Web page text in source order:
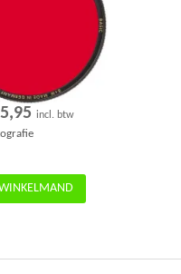
incl. btw
WINKELMAND